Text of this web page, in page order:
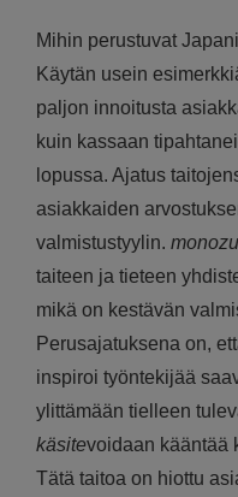
Mihin perustuvat
Käytän usein
paljon innoitusta
kuin kassaan
lopussa. Ajatus
asiakkaiden
valmistustyylin.
taiteen ja tieteen
mikä on kestävän
Perusajatuksena on,
inspiroi työntekijää
ylittämään tielleen
käsitevoidaan kääntää
Tätä taitoa on hiottu